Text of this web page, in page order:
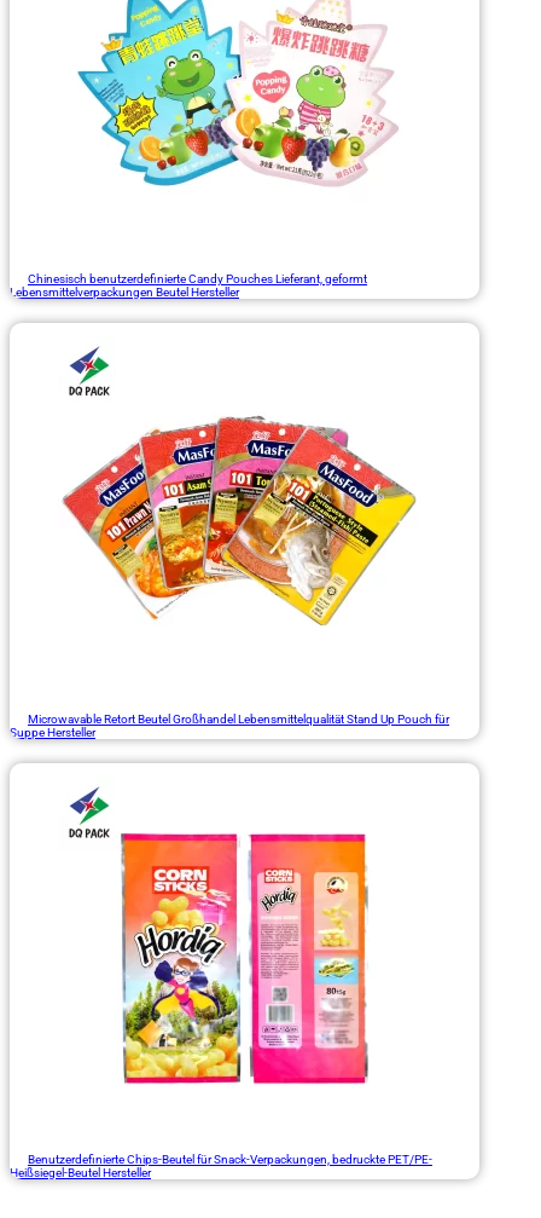
Chinesisch benutzerdefinierte Candy Pouches Lieferant, geformt
Lebensmittelverpackungen Beutel Hersteller
Microwavable Retort Beutel Großhandel Lebensmittelqualität Stand Up Pouch für
Suppe Hersteller
Benutzerdefinierte Chips-Beutel für Snack-Verpackungen, bedruckte PET/PE-
Heißsiegel-Beutel Hersteller